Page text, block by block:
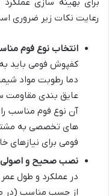
رعایت نکات زیر ضروری
انتخاب نوع فوم
کفپوش فومی باید
دما رطوبت مواد
عایق بندی مقاومت
آن نوع فوم مناسب را
های تخصصی به
فومی برای
نصب صحیح و
در عملکرد و طول
از چسب مناسب (در